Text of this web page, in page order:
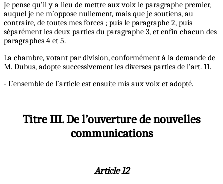
Je pense qu’il y a lieu de mettre aux voix le paragraphe premier,
auquel je ne m’oppose nullement, mais que je soutiens, au
contraire, de toutes mes forces ; puis le paragraphe 2, puis
séparément les deux parties du paragraphe 3, et enfin chacun des
paragraphes 4 et 5.
La chambre, votant par division, conformément à la demande de
M. Dubus, adopte successivement les diverses parties de l’art. 11.
- L’ensemble de l’article est ensuite mis aux voix et adopté.
Titre III. De l’ouverture de nouvelles
communications
Article 12